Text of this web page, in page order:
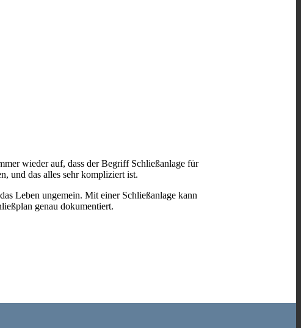
wieder auf, dass der Begriff Schließanlage für
und das alles sehr kompliziert ist.
Leben ungemein. Mit einer Schließanlage kann
genau dokumentiert.